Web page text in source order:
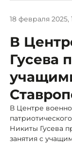
18 февраля 2025,
В
Гусева
В Центре
Никиты Гусева
занятия с